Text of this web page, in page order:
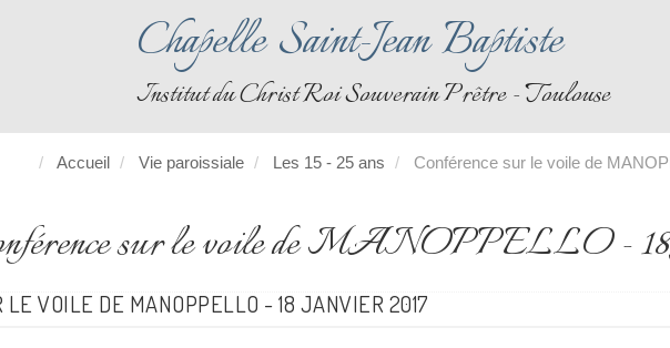
Chapelle Saint-Jean Baptiste
Institut du Christ Roi Souverain Prêtre - Toulouse
Accueil Vie paroissiale Les 15 - 25 ans Conférence sur le voile de
sur le voile de MANOPPELLO - 18
LE VOILE DE MANOPPELLO - 18 JANVIER 2017